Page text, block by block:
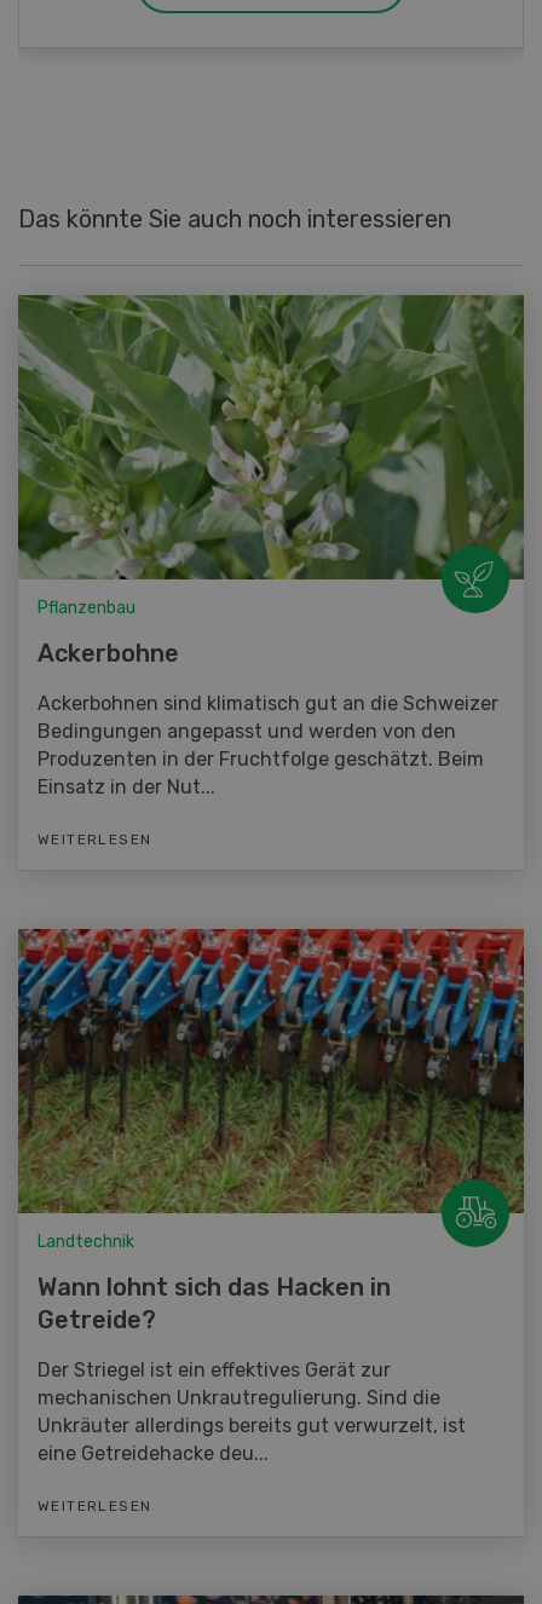
Das könnte Sie auch noch interessieren
Pflanzenbau
Ackerbohne
Ackerbohnen sind klimatisch gut an die Schweizer
Bedingungen angepasst und werden von den
Produzenten in der Fruchtfolge geschätzt. Beim
Einsatz in der Nut...
WEITERLESEN
Landtechnik
Wann lohnt sich das Hacken in
Getreide?
Der Striegel ist ein effektives Gerät zur
mechanischen Unkrautregulierung. Sind die
Unkräuter allerdings bereits gut verwurzelt, ist
eine Getreidehacke deu...
WEITERLESEN